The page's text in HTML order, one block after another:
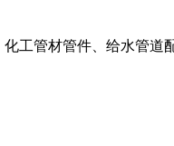
工管材管件、给水管道